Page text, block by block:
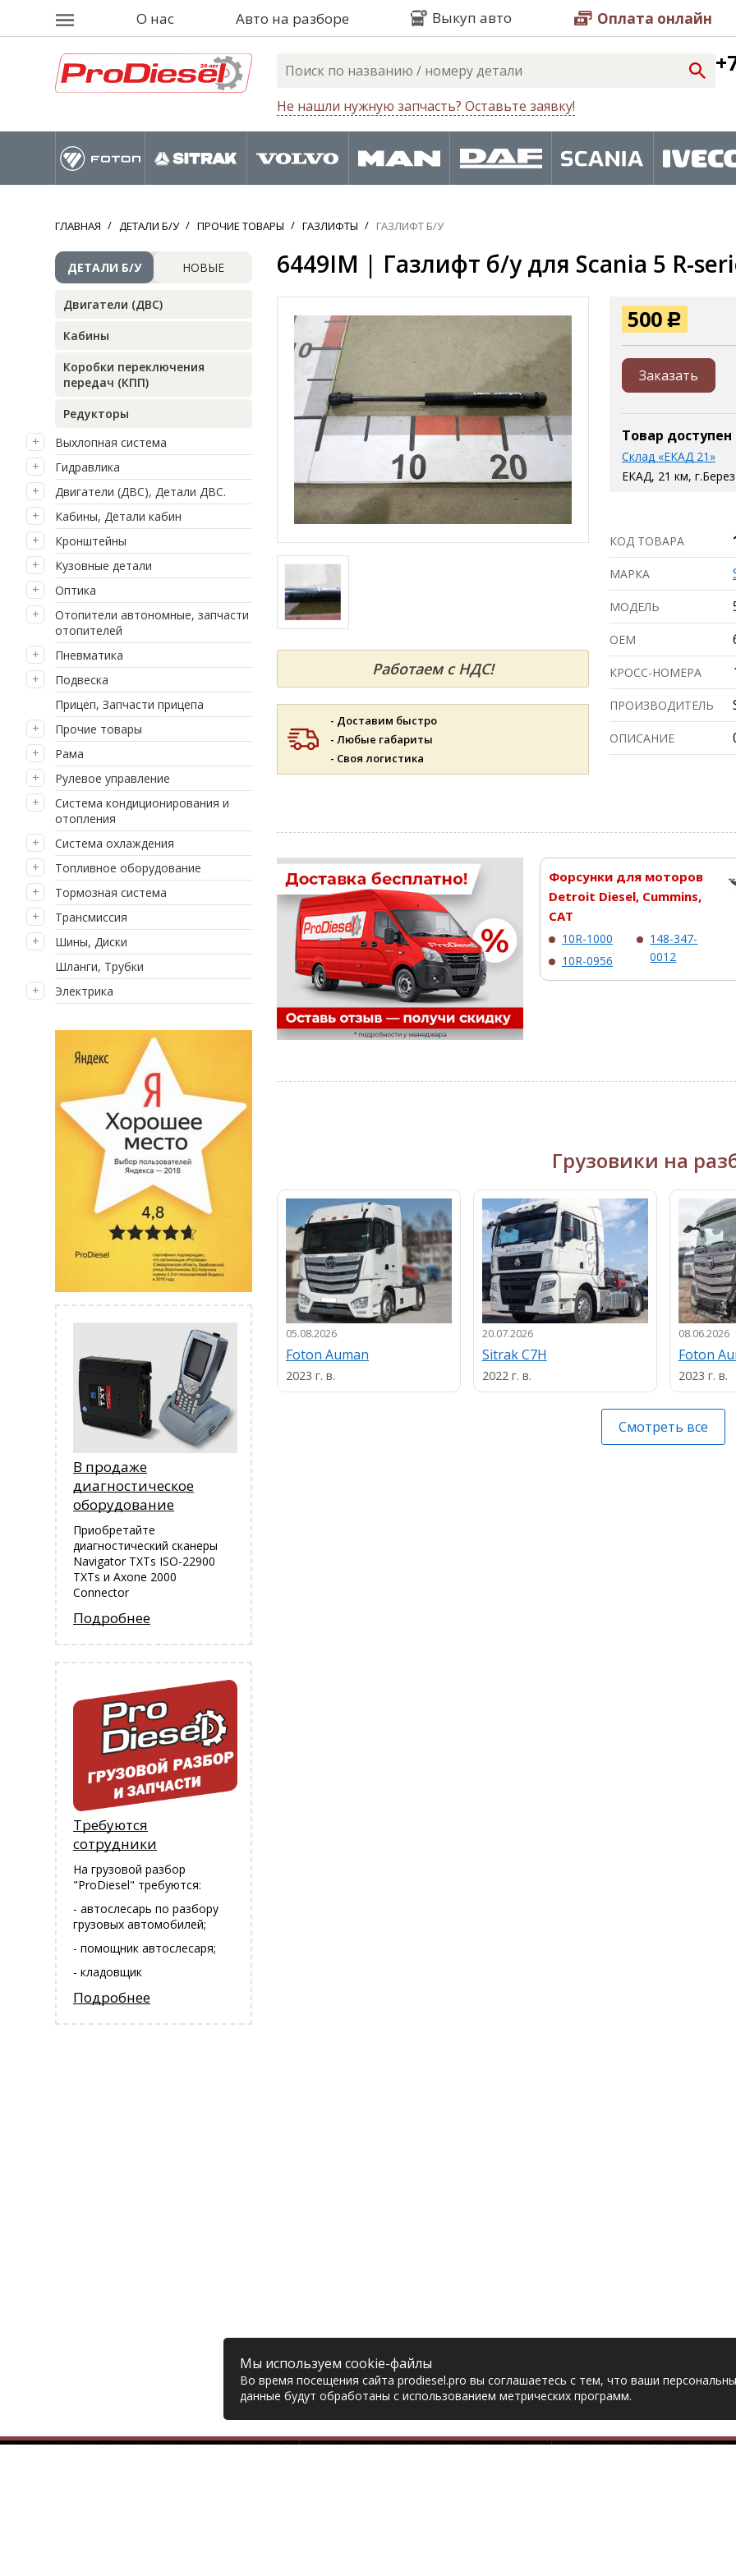
О нас Авто на разборе Выкуп авто Оплата онлайн
Не нашли нужную запчасть? Оставьте заявку!
ГЛАВНАЯ ДЕТАЛИ Б/У ПРОЧИЕ ТОВАРЫ ГАЗЛИФТЫ ГАЗЛИФТ Б/У
ДЕТАЛИ Б/У НОВЫЕ
Двигатели (ДВС)
Кабины
Коробки переключения
передач (КПП)
Редукторы
Выхлопная система
Гидравлика
Двигатели (ДВС), Детали ДВС.
Кабины, Детали кабин
Кронштейны
Кузовные детали
Оптика
Отопители автономные, запчасти
отопителей
Пневматика
Подвеска
Прицеп, Запчасти прицепа
Прочие товары
Рама
Рулевое управление
Система кондиционирования и
отопления
Система охлаждения
Топливное оборудование
Тормозная система
Трансмиссия
Шины, Диски
Шланги, Трубки
Электрика
В продаже
диагностическое
оборудование
Приобретайте
диагностический сканеры
Navigator TXTs ISO-22900
TXTs и Аxone 2000
Connector
Подробнее
Требуются
сотрудники
На грузовой разбор
"ProDiesel" требуются:
- автослесарь по разбору
грузовых автомобилей;
- помощник автослесаря;
- кладовщик
Подробнее
6449IM | Газлифт б/у для Scania 5 R-
Работаем с НДС!
- Доставим быстро
- Любые габариты
- Своя логистика
500 Р
Заказать
Товар
Склад «ЕКАД 21»
ЕКАД, 21 км,
КОД ТОВАРА
МАРКА
МОДЕЛЬ
ОЕМ
КРОСС-НОМЕРА
ПРОИЗВОДИТЕЛЬ
ОПИСАНИЕ
Форсунки для моторов
Detroit Diesel, Cummins,
CAT
10R-1000
10R-0956
148-347-
0012
Грузовики на
05.08.2026
Foton Auman
2023 г. в.
20.07.2026
Sitrak C7H
2022 г. в.
08.06.2026
Foton
2023 г. в.
Смотреть все
Мы используем cookie-файлы
Во время посещения сайта prodiesel.pro вы соглашаетесь с тем, что ваши
данные будут обработаны с использованием метрических программ.